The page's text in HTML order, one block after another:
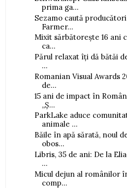
prima ga...
Sezamo caută
Farmer...
Mixit sărbătorește 16 ani
ca...
Părul relaxat îți dă bătăi
...
Romanian Visual Awards
de...
15 ani de impact în
„Ș...
ParkLake aduce
animale ...
Băile în apă sărată, noul
obos...
Libris, 35 de ani: De la
...
Micul dejun al românilor
comp...